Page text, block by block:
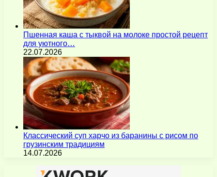
Пшенная каша с тыквой на молоке простой рецепт
для уютного…
22.07.2026
Классический суп харчо из баранины с рисом по
грузинским традициям
14.07.2026